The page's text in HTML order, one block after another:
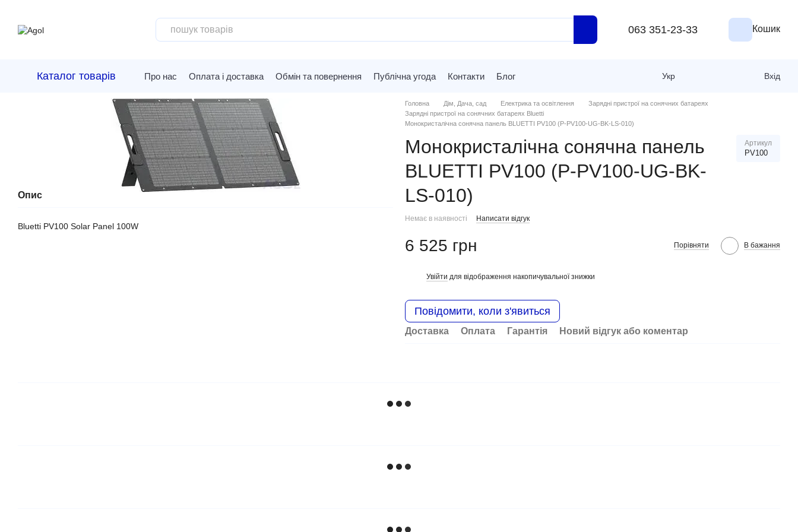
063 351-23-33 Кошик
Каталог товарів Про нас Оплата і доставка Обмін та повернення Публічна угода Контакти Блог Укр Вхід
Опис
Bluetti PV100 Solar Panel 100W
Головна Дім, Дача, сад Електрика та освітлення
Зарядні пристрої на сонячних батареях
Зарядні пристрої на сонячних батареях Bluetti
Монокристалічна сонячна панель BLUETTI PV100 (P-PV100-UG-BK-LS-010)
Монокристалічна сонячна панель
BLUETTI PV100 (P-PV100-UG-BK-
LS-010)
Артикул
PV100
Немає в наявності Написати відгук
6 525 грн Порівняти В бажання
Увійти для відображення накопичувальної знижки
Повідомити, коли з'явиться
Доставка Оплата Гарантія Новий відгук або коментар